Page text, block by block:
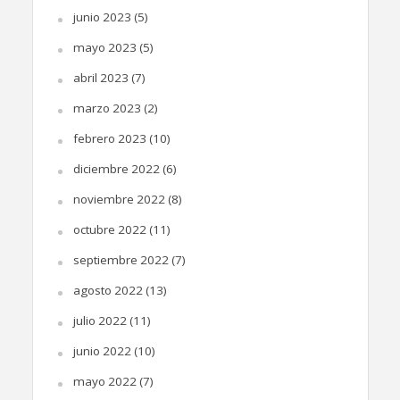
junio 2023 (5)
mayo 2023 (5)
abril 2023 (7)
marzo 2023 (2)
febrero 2023 (10)
diciembre 2022(6)
noviembre 2022(8)
octubre 2022(11)
septiembre 2022(7)
agosto 2022(13)
julio 2022(11)
junio 2022(10)
mayo 2022(7)